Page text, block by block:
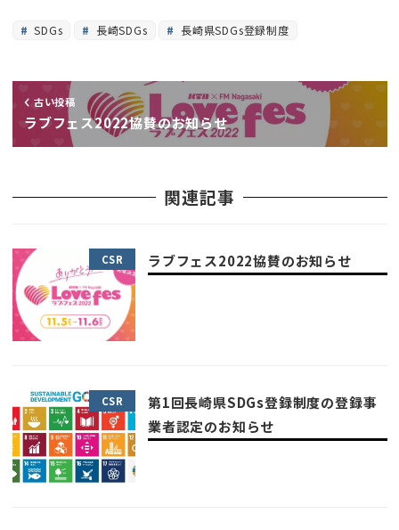
SDGs 長崎SDGs 長崎県SDGs登録制度
古い投稿
ラブフェス2022協賛のお知らせ
関連記事
CSR ラブフェス2022協賛のお知らせ
CSR
第1回長崎県SDGs登録制度の登録事
業者認定のお知らせ